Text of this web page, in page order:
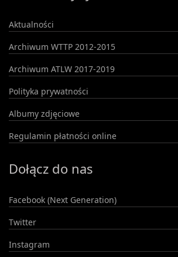
Aktualności
Archiwum WTTP 2012-2015
Archiwum ATLW 2017-2019
Polityka prywatności
Albumy zdjęciowe
Regulamin płatności online
Dołącz do nas
Facebook (Next Generation)
Twitter
Instagram